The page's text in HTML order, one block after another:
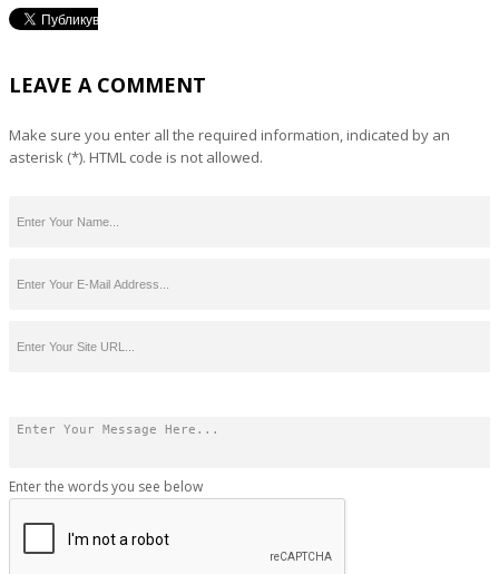
LEAVE A COMMENT
Make sure you enter all the required information, indicated by an
asterisk (*). HTML code is not allowed.
Enter the words you see below